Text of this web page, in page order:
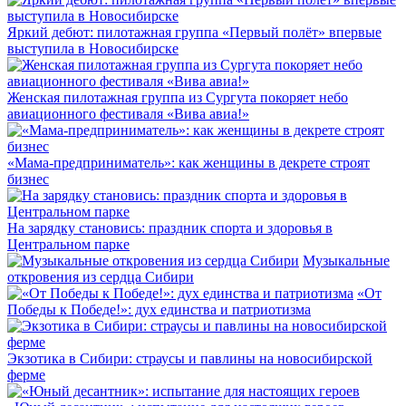
Яркий дебют: пилотажная группа «Первый полёт» впервые
выступила в Новосибирске
Женская пилотажная группа из Сургута покоряет небо
авиационного фестиваля «Вива авиа!»
«Мама-предприниматель»: как женщины в декрете строят
бизнес
На зарядку становись: праздник спорта и здоровья в
Центральном парке
Музыкальные
откровения из сердца Сибири
«От
Победы к Победе!»: дух единства и патриотизма
Экзотика в Сибири: страусы и павлины на новосибирской
ферме